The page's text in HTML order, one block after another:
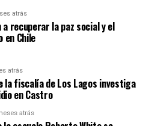
atrás
a recuperar la paz social y el
en Chile
atrás
la fiscalía de Los Lagos investiga
en Castro
atrás